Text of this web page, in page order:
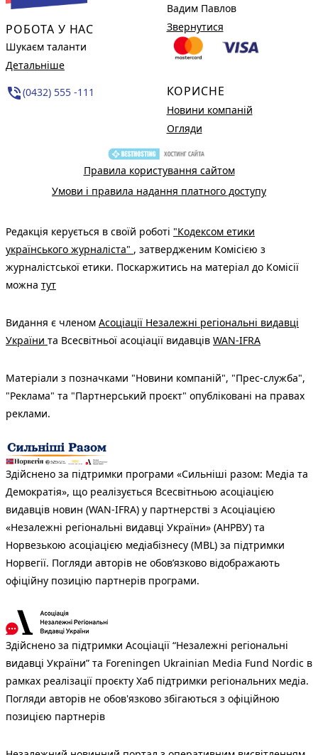
РОБОТА У НАС
Шукаєм таланти
Детальніше
phone_in_talk(0432) 555 -111
Вадим Павлов
Звернутися
КОРИСНЕ
Новини компаній
Огляди
Правила користування сайтом
Умови і правила надання платного доступу
Редакція керується в своїй роботі "Кодексом етики
українського журналіста" , затвердженим Комісією з
журналістської етики. Поскаржитись на матеріал до Комісії
можна тут
Видання є членом Асоціації Незалежні регіональні видавці
України та Всесвітньої асоціації видавців WAN-IFRA
Матеріали з позначками "Новини компаній", "Прес-служба",
"Реклама" та "Партнерський проєкт" опубліковані на правах
реклами.
Здійснено за підтримки програми «Сильніші разом: Медіа та
Демократія», що реалізується Всесвітньою асоціацією
видавців новин (WAN-IFRA) у партнерстві з Асоціацією
«Незалежні регіональні видавці України» (АНРВУ) та
Норвезькою асоціацією медіабізнесу (MBL) за підтримки
Норвегії. Погляди авторів не обов’язково відображають
офіційну позицію партнерів програми.
Здійснено за підтримки Асоціації “Незалежні регіональні
видавці України” та Foreningen Ukrainian Media Fund Nordic в
рамках реалізації проєкту Хаб підтримки регіональних медіа.
Погляди авторів не обов'язково збігаються з офіційною
позицією партнерів